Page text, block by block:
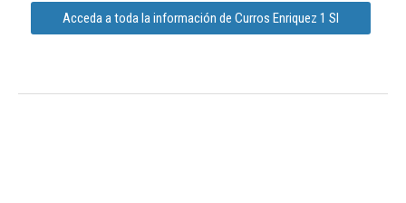
Acceda a toda la información de Curros Enriquez 1 Sl